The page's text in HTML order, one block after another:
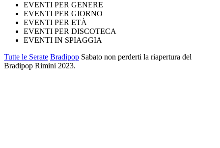
EVENTI PER GENERE
EVENTI PER GIORNO
EVENTI PER ETÀ
EVENTI PER DISCOTECA
EVENTI IN SPIAGGIA
Tutte le Serate Bradipop Sabato non perderti la riapertura del
Bradipop Rimini 2023.